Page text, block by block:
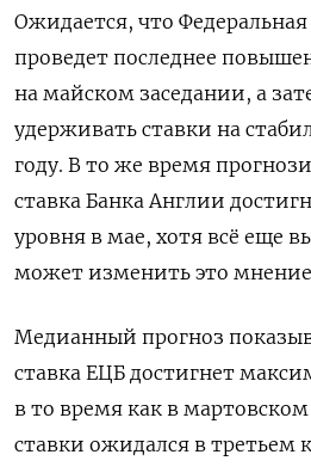
Ожидается, что
проведет последнее
на майском заседании, а
удерживать ставки на
году. В то же время
ставка Банка Англии
уровня в мае, хотя всё еще
может изменить это
Медианный прогноз
ставка ЕЦБ достигнет
в то время как в
ставки ожидался в третьем